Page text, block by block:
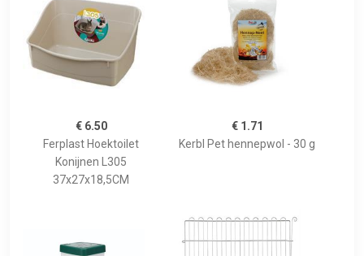
€ 6.50
Ferplast Hoektoilet
Konijnen L305
37x27x18,5CM
€ 1.71
Kerbl Pet hennepwol - 30 g